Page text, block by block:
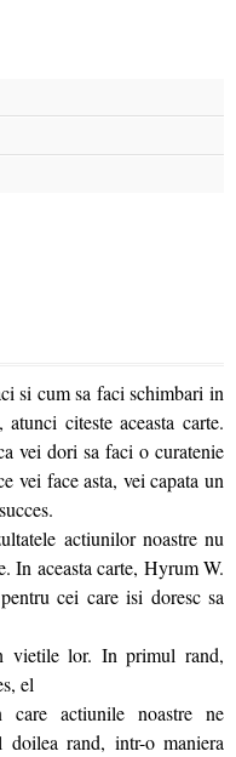
si cum sa faci schimbari in
citeste aceasta carte.
vei dori sa faci o curatenie
vei face asta, vei capata un
actiunilor noastre nu
In aceasta carte, Hyrum W.
cei care isi doresc sa
vietile lor. In primul rand,
el
care actiunile noastre ne
rand, intr-o maniera